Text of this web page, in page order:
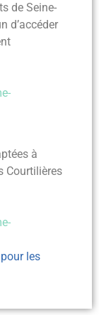
de Seine-
d’accéder
à
Courtilières
les